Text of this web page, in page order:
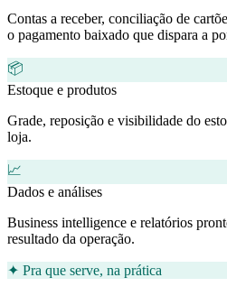
Contas a receber, conciliação de
o pagamento baixado que dispara a
📦
Estoque e produtos
Grade, reposição e visibilidade do
loja.
📈
Dados e análises
Business intelligence e relatórios
resultado da operação.
✦ Pra que serve, na prática